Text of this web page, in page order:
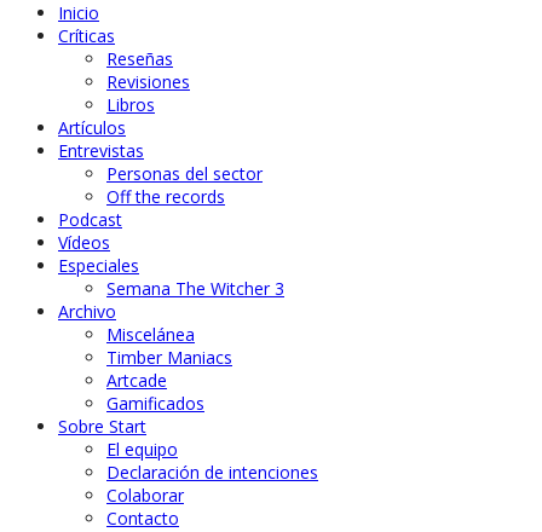
Inicio
Críticas
Reseñas
Revisiones
Libros
Artículos
Entrevistas
Personas del sector
Off the records
Podcast
Vídeos
Especiales
Semana The Witcher 3
Archivo
Miscelánea
Timber Maniacs
Artcade
Gamificados
Sobre Start
El equipo
Declaración de intenciones
Colaborar
Contacto